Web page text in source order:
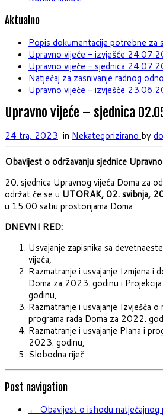
Aktualno
Popis dokumentacije potrebne za
Upravno vijeće – izvješće
Upravno vijeće – sjednica
Natječaj za zasnivanje radnog
Upravno vijeće – izvješće
Upravno vijeće – sjednica
24 tra, 2023 in Nekategorizirano by
Obavijest o održavanju sjednice
20. sjednica Upravnog vijeća Doma za
održat će se u UTORAK, 02. svibnja,
u 15.00 satiu prostorijama Doma
DNEVNI RED:
Usvajanje zapisnika sa
vijeća,
Razmatranje i usvajanje Izmjena i
Doma za 2023. godinu i
godinu,
Razmatranje i usvajanje Izvješća o
programa rada Doma za 2022.
Razmatranje i usvajanje Plana i
2023. godinu,
Slobodna riječ
Post navigation
← Obavijest o ishodu natječajnog